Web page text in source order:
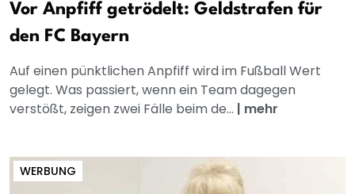
Vor Anpfiff getrödelt: Geldstrafen für
den FC Bayern
Auf einen pünktlichen Anpfiff wird im Fußball Wert
gelegt. Was passiert, wenn ein Team dagegen
verstößt, zeigen zwei Fälle beim de... | mehr
WERBUNG